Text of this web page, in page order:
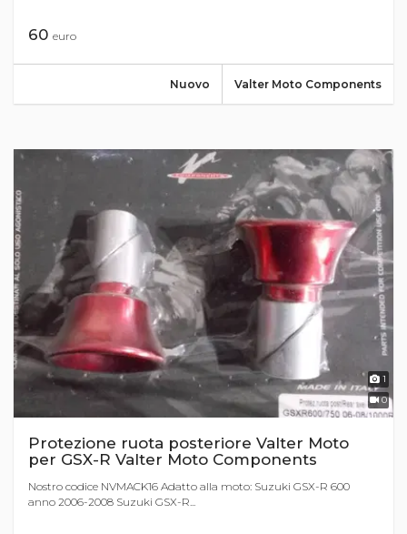
60 euro
Valter Moto Components
Nuovo
1
0
Protezione ruota posteriore Valter Moto
per GSX-R Valter Moto Components
Nostro codice NVMACK16 Adatto alla moto: Suzuki GSX-R 600
anno 2006-2008 Suzuki GSX-R...